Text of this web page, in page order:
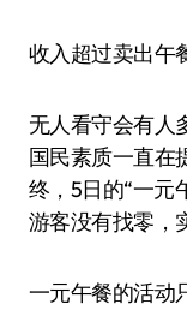
收入超过卖出午
无人看守会有人
国民素质一直在
终，5日的“一元
游客没有找零，
一元午餐的活动